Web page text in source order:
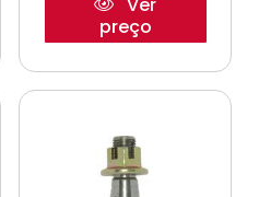
preço